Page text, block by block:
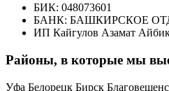
БИК: 048073601
БАНК: БАШКИРСКОЕ
ИП Кайгулов Азамат
Районы, в которые мы
Уфа Белорецк Бирск